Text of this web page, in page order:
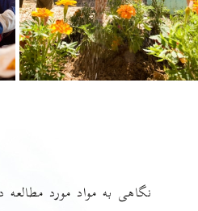
نگاهی به مواد مورد